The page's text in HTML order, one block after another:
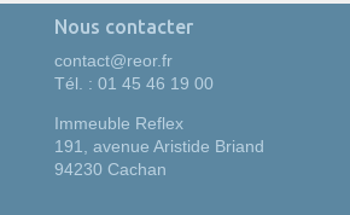
Nous contacter
contact@reor.fr
Tél. : 01 45 46 19 00
Immeuble Reflex
191, avenue Aristide Briand
94230 Cachan